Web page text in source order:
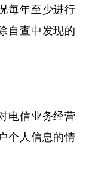
每年至少进行
自查中发现的
信业务经营
个人信息的情